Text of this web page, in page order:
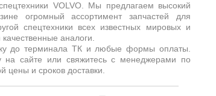
VOLVO. Мы предлагаем высокий
огромный ассортимент запчастей для
спецтехники всех известных мировых и
аналоги.
до терминала ТК и любые формы оплаты.
на сайте или свяжитесь с менеджерами по
цены и сроков доставки.